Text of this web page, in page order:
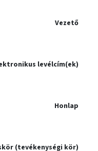
Vezető
levélcím(ek)
Honlap
(tevékenységi kör)